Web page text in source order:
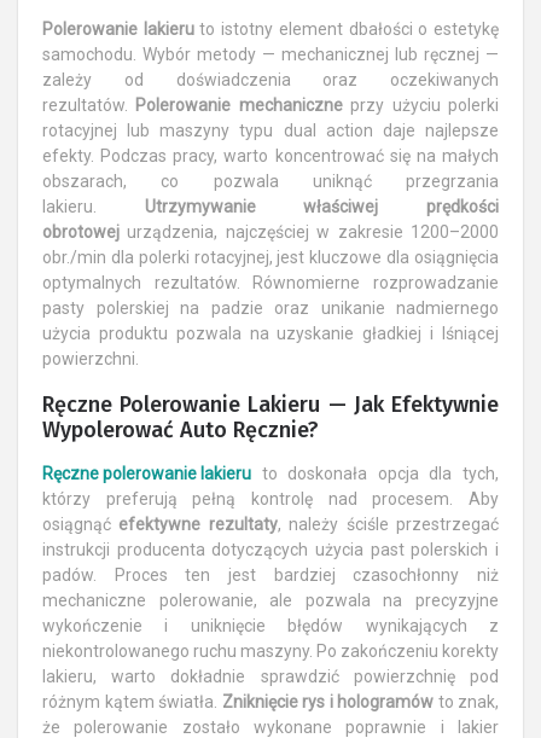
Polerowanie lakieruto istotny element dbałości o estetykę
samochodu. Wybór metody — mechanicznej lub ręcznej —
zależy od doświadczenia oraz oczekiwanych
rezultatów. Polerowanie mechaniczneprzy użyciu polerki
rotacyjnej lub maszyny typu dual action daje najlepsze
efekty. Podczas pracy, warto koncentrować się na małych
obszarach, co pozwala uniknąć przegrzania
lakieru. Utrzymywanie właściwej prędkości
obrotowej urządzenia, najczęściej w zakresie 1200–2000
obr./min dla polerki rotacyjnej, jest kluczowe dla osiągnięcia
optymalnych rezultatów. Równomierne rozprowadzanie
pasty polerskiej na padzie oraz unikanie nadmiernego
użycia produktu pozwala na uzyskanie gładkiej i lśniącej
powierzchni.
Ręczne Polerowanie Lakieru — Jak Efektywnie
Wypolerować Auto Ręcznie?
Ręczne polerowanie lakieru to doskonała opcja dla tych,
którzy preferują pełną kontrolę nad procesem. Aby
osiągnąć efektywne rezultaty, należy ściśle przestrzegać
instrukcji producenta dotyczących użycia past polerskich i
padów. Proces ten jest bardziej czasochłonny niż
mechaniczne polerowanie, ale pozwala na precyzyjne
wykończenie i uniknięcie błędów wynikających z
niekontrolowanego ruchu maszyny. Po zakończeniu korekty
lakieru, warto dokładnie sprawdzić powierzchnię pod
różnym kątem światła. Zniknięcie rys i hologramów to znak,
że polerowanie zostało wykonane poprawnie i lakier